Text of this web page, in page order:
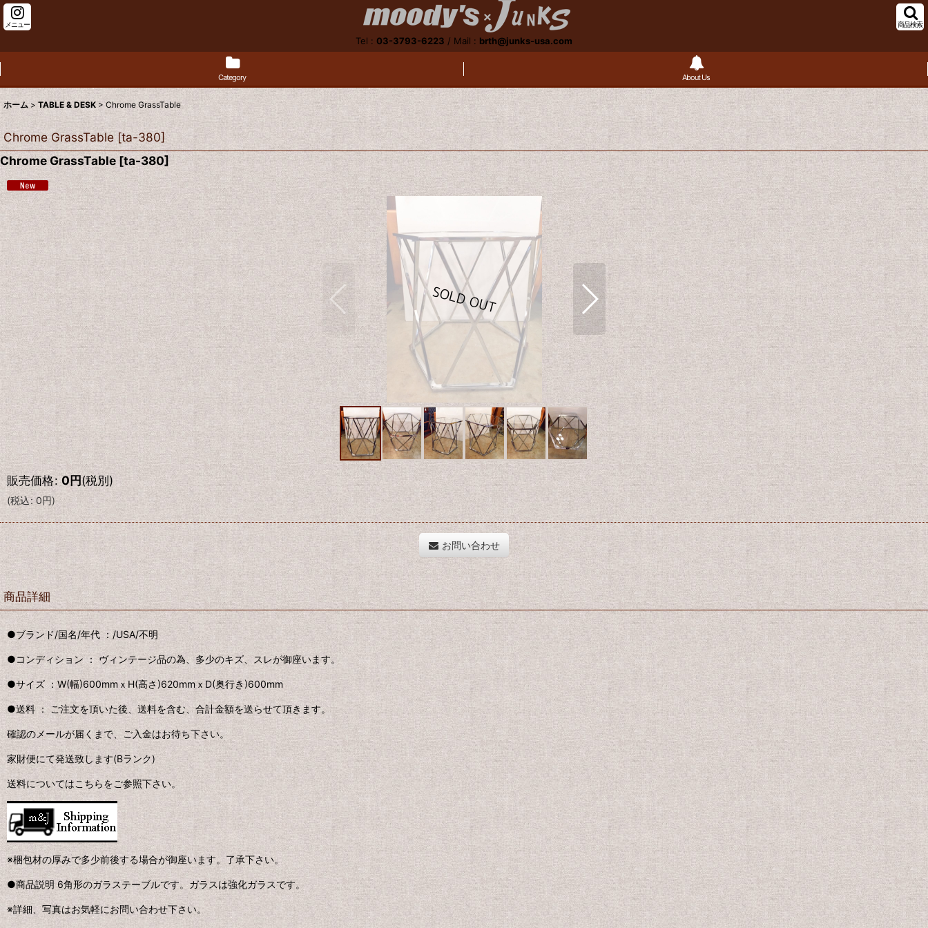
メニュー
Tel : 03-3793-6223 / Mail : brth@junks-usa.com
商品検索
Category About Us
ホーム > TABLE & DESK > Chrome GrassTable
Chrome GrassTable [ta-380]
Chrome GrassTable [ta-380]
販売価格: 0円(税別)
(税込: 0円)
お問い合わせ
商品詳細
●ブランド/国名/年代 ：/USA/不明
●コンディション ： ヴィンテージ品の為、多少のキズ、スレが御座います。
●サイズ ： W(幅)600mmｘH(高さ)620mmｘD(奥行き)600mm
●送料 ：ご注文を頂いた後、送料を含む、合計金額を送らせて頂きます。
確認のメールが届くまで、ご入金はお待ち下さい。
家財便にて発送致します(Bランク)
送料についてはこちらをご参照下さい。
※梱包材の厚みで多少前後する場合が御座います。了承下さい。
●商品説明6角形のガラステーブルです。ガラスは強化ガラスです。
※詳細、写真はお気軽にお問い合わせ下さい。